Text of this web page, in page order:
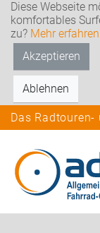
Diese Webseite
komfortables
zu? Mehr erfahren
Akzeptieren
Ablehnen
Das